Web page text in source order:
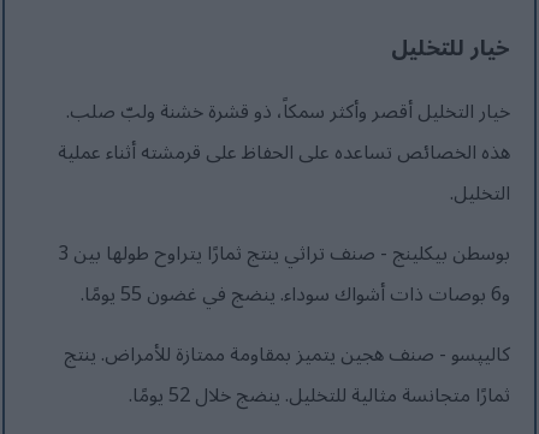
خيار للتخليل
خيار التخليل أقصر وأكثر سمكاً، ذو قشرة خشنة ولبّ صلب.
هذه الخصائص تساعده على الحفاظ على قرمشته أثناء عملية
التخليل.
بوسطن بيكلينج - صنف تراثي ينتج ثمارًا يتراوح طولها بين 3
و6 بوصات ذات أشواك سوداء. ينضج في غضون 55 يومًا.
كاليپسو - صنف هجين يتميز بمقاومة ممتازة للأمراض. ينتج
ثمارًا متجانسة مثالية للتخليل. ينضج خلال 52 يومًا.